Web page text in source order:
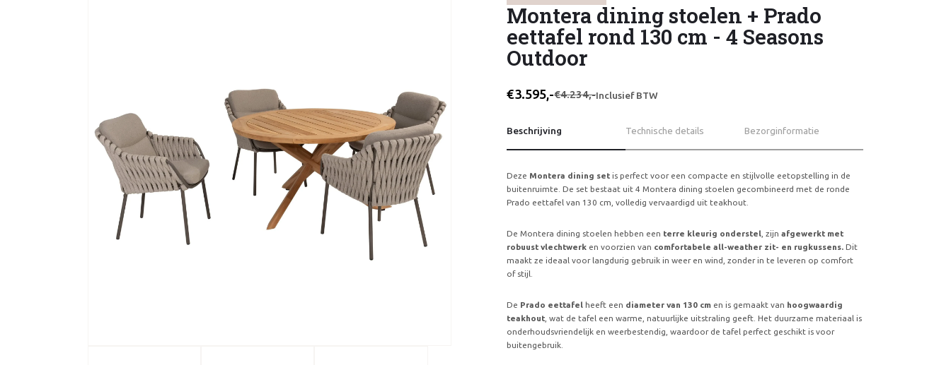
Montera dining stoelen + Prado
eettafel rond 130 cm - 4 Seasons
Outdoor
€3.595,-€4.234,-Inclusief BTW
Beschrijving Technische details Bezorginformatie
Deze Montera dining setis perfect voor een compacte en stijlvolle eetopstelling in de
buitenruimte. De set bestaat uit 4 Montera dining stoelen gecombineerd met de ronde
Prado eettafel van 130 cm, volledig vervaardigd uit teakhout.
De Montera dining stoelen hebben een terre kleurig onderstel , zijnafgewerkt met
robuust vlechtwerk en voorzien van comfortabele all-weather zit- en rugkussens. Dit
maakt ze ideaal voor langdurig gebruik in weer en wind, zonder in te leveren op comfort
of stijl.
De Prado eettafel heeft een diameter van 130 cm en is gemaakt van hoogwaardig
teakhout , wat de tafel een warme, natuurlijke uitstraling geeft. Het duurzame materiaal is
onderhoudsvriendelijk en weerbestendig, waardoor de tafel perfect geschikt is voor
buitengebruik.